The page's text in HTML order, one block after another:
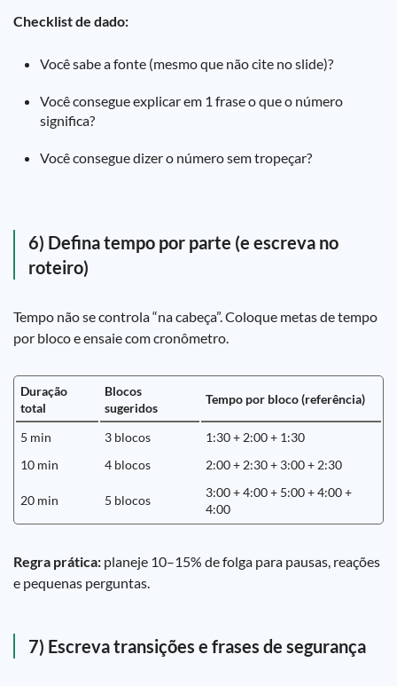
Checklist de dado:
Você sabe a fonte (mesmo que não cite no slide)?
Você consegue explicar em 1 frase o que o número
significa?
Você consegue dizer o número sem tropeçar?
6) Defina tempo por parte (e escreva no
roteiro)
Tempo não se controla “na cabeça”. Coloque metas de tempo
por bloco e ensaie com cronômetro.
Duração
total
Blocos
sugeridos
Tempo por bloco (referência)
5 min 3 blocos
1:30 + 2:00 + 1:30
10 min
4 blocos 2:00 + 2:30 + 3:00 + 2:30
20 min 5 blocos
3:00 + 4:00 + 5:00 + 4:00 +
4:00
Regra prática: planeje 10–15% de folga para pausas, reações
e pequenas perguntas.
7) Escreva transições e frases de segurança